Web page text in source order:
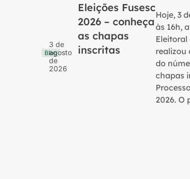
Blog
3 de
agosto
de
2026
Eleições Fusesc
2026 – conheça
as chapas
inscritas
Hoje, 3
às 16h,
Eleitoral
realizou
do
chapas
2026. O